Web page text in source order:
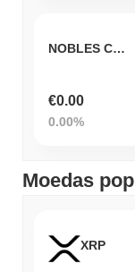
NOBLES COIN
€0.00
0.00%
Moedas
XRP